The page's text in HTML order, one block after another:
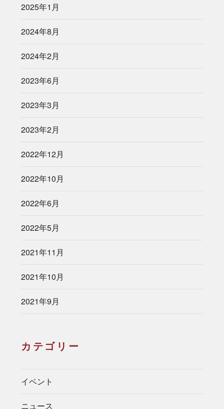
2025年1月
2024年8月
2024年2月
2023年6月
2023年3月
2023年2月
2022年12月
2022年10月
2022年6月
2022年5月
2021年11月
2021年10月
2021年9月
カテゴリー
イベント
ニュース